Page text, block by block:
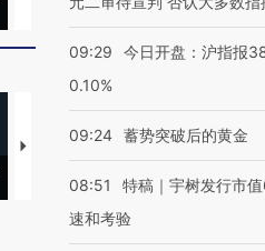
【推广】走进第四届链博
有意思的
09:29
今日开盘：沪指报
0.10%
09:24 蓄势突破后的黄金
08:51
特稿｜宇树发行市
速和考验